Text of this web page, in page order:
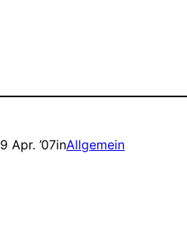
9 Apr. ’07inAllgemein